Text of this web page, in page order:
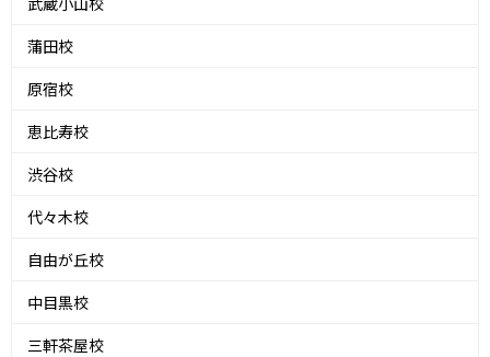
蒲田校
原宿校
恵比寿校
渋谷校
代々木校
自由が丘校
中目黒校
三軒茶屋校